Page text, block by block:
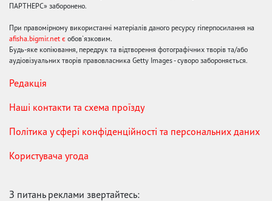
ПАРТНЕРС» заборонено.
При правомірному використанні матеріалів даного ресурсу гіперпосилання на
afisha.bigmir.net є обов'язковим.
Будь-яке копіювання, передрук та відтворення фотографічних творів та/або
аудіовізуальних творів правовласника Getty Images - суворо забороняється.
Редакція
Наші контакти та схема проїзду
Політика у сфері конфіденційності та персональних даних
Користувача угода
З питань реклами звертайтесь: